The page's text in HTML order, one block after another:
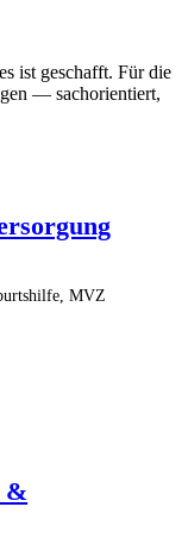
ist geschafft. Für die
— sachorientiert,
MVZ
&